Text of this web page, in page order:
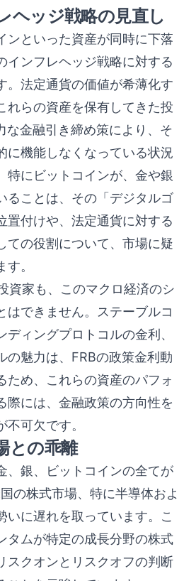
ヘッジ戦略の見直し
ンといった資産が同時に下落
インフレヘッジ戦略に対する
。法定通貨の価値が希薄化す
れらの資産を保有してきた投
な金融引き締め策により、そ
に機能しなくなっている状況
特にビットコインが、金や銀
ることは、その「デジタルゴ
置付けや、法定通貨に対する
ての役割について、市場に疑
。
資家も、このマクロ経済のシ
はできません。ステーブルコ
ディングプロトコルの金利、
の魅力は、FRBの政策金利動
ため、これらの資産のパフォ
際には、金融政策の方向性を
可欠です。
との乖離
、銀、ビットコインの全てが
の株式市場、特に半導体およ
いに遅れを取っています。こ
タムが特定の成長分野の株式
スクオンとリスクオフの判断